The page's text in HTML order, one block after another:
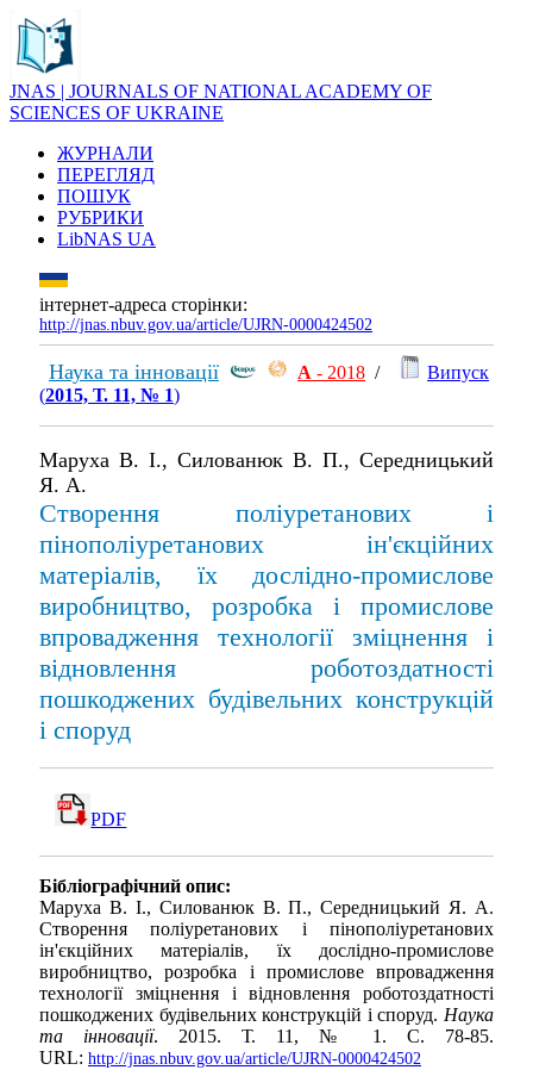
JNAS | JOURNALS OF NATIONAL ACADEMY OF
SCIENCES OF UKRAINE
ЖУРНАЛИ
ПЕРЕГЛЯД
ПОШУК
РУБРИКИ
LibNAS UA
інтернет-адреса сторінки:
http://jnas.nbuv.gov.ua/article/UJRN-0000424502
Наука та інновації А - 2018 /
Випуск
(2015, Т. 11, № 1)
Маруха В. І., Силованюк В. П., Середницький
Я. А.
Створення поліуретанових і
пінополіуретанових ін'єкційних
матеріалів, їх дослідно-промислове
виробництво, розробка і промислове
впровадження технології зміцнення і
відновлення роботоздатності
пошкоджених будівельних конструкцій
і споруд
PDF
Бібліографічний опис:
Маруха В. І., Силованюк В. П., Середницький Я. А.
Створення поліуретанових і пінополіуретанових
ін'єкційних матеріалів, їх дослідно-промислове
виробництво, розробка і промислове впровадження
технології зміцнення і відновлення роботоздатності
пошкоджених будівельних конструкцій і споруд. Наука
та інновації. 2015. Т. 11, № 1. С. 78-85.
URL: http://jnas.nbuv.gov.ua/article/UJRN-0000424502